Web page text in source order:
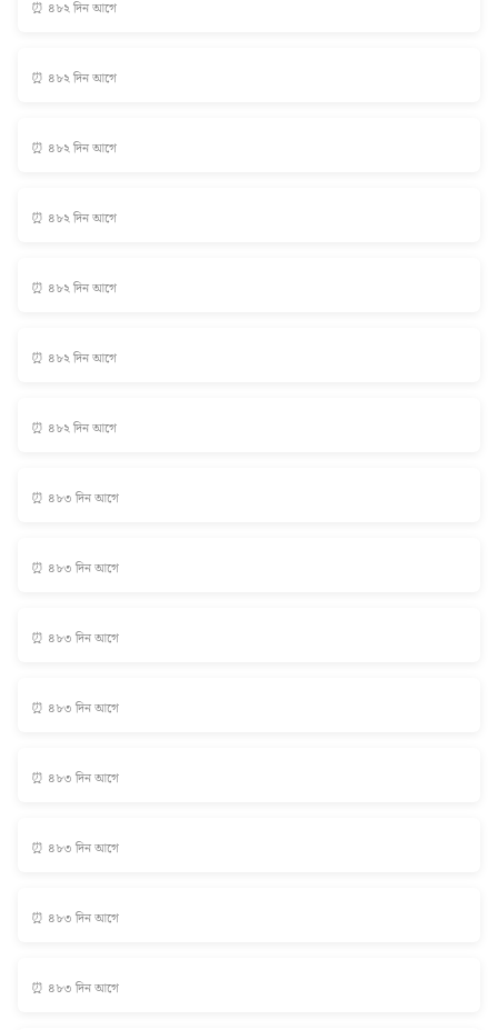
⏰ ৪৮২ দিন আগে
⏰ ৪৮২ দিন আগে
⏰ ৪৮২ দিন আগে
⏰ ৪৮২ দিন আগে
⏰ ৪৮২ দিন আগে
⏰ ৪৮২ দিন আগে
⏰ ৪৮২ দিন আগে
⏰ ৪৮৩ দিন আগে
⏰ ৪৮৩ দিন আগে
⏰ ৪৮৩ দিন আগে
⏰ ৪৮৩ দিন আগে
⏰ ৪৮৩ দিন আগে
⏰ ৪৮৩ দিন আগে
⏰ ৪৮৩ দিন আগে
⏰ ৪৮৩ দিন আগে